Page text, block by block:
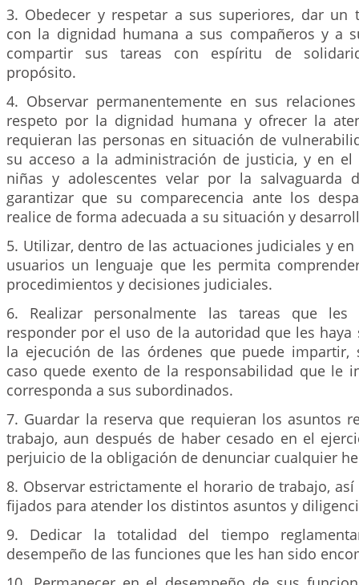
3. Obedecer y respetar a sus superiores, dar un
con la dignidad humana a sus compañeros y a
compartir sus tareas con espíritu de
propósito.
4. Observar permanentemente en sus
respeto por la dignidad humana y ofrecer la
requieran las personas en situación de
su acceso a la administración de justicia, y en
niñas y adolescentes velar por la salvaguarda
garantizar que su comparecencia ante los
realice de forma adecuada a su situación y
5. Utilizar, dentro de las actuaciones judiciales y
usuarios un lenguaje que les permita
procedimientos y decisiones judiciales.
6. Realizar personalmente las tareas que les
responder por el uso de la autoridad que les
la ejecución de las órdenes que puede
caso quede exento de la responsabilidad que le
corresponda a sus subordinados.
7. Guardar la reserva que requieran los asuntos
trabajo, aun después de haber cesado en el
perjuicio de la obligación de denunciar cualquier
8. Observar estrictamente el horario de trabajo,
fijados para atender los distintos asuntos y
9. Dedicar la totalidad del tiempo
desempeño de las funciones que les han sido